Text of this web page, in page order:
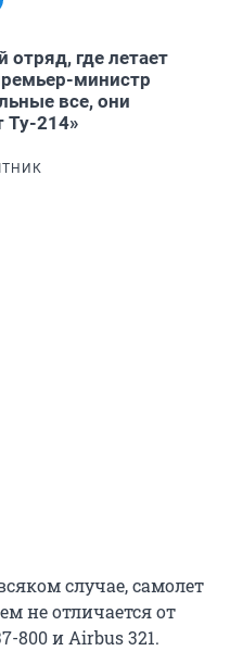
где летает
министр
все, они
Ту-214»
случае, самолет
не отличается от
800 и Airbus 321.